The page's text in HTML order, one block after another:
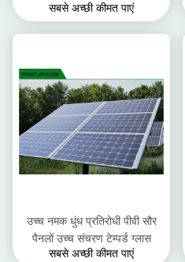
310W
सबसे अच्छी कीमत पाएं
उच्च नमक धुंध प्रतिरोधी पीवी सौर
पैनलों उच्च संचरण टेम्पर्ड ग्लास
सबसे अच्छी कीमत पाएं